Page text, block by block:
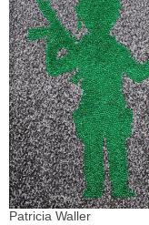
Patricia Waller